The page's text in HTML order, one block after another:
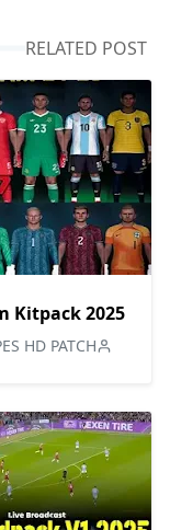
RELATED POST
Kitpack 2025
HD PATCH